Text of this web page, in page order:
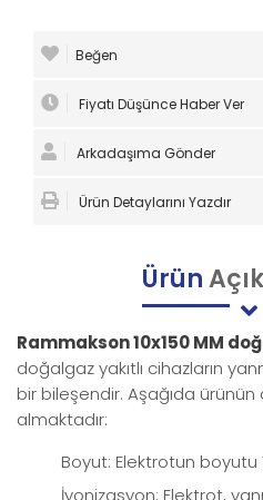
Beğen
Fiyatı Düşünce Haber Ver
Arkadaşıma Gönder
Ürün Detaylarını Yazdır
Ürün
Rammakson 10x150 MM
doğalgaz yakıtlı cihazların
bir bileşendir. Aşağıda ürünün
almaktadır:
Boyut: Elektrotun boyutu
İyonizasyon: Elektrot,